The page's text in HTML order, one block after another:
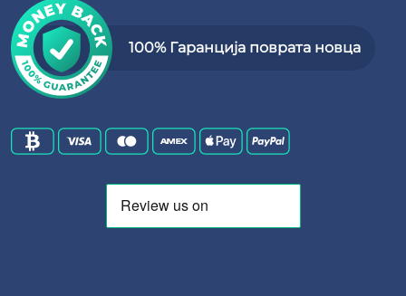
100% Гаранција поврата новца